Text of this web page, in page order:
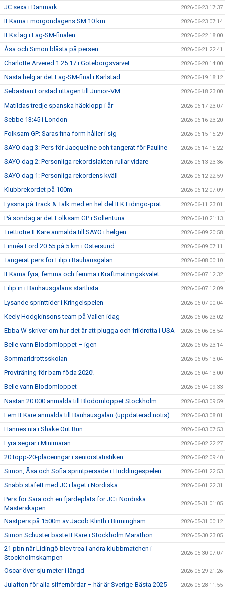
JC sexa i Danmark 2026-06-23 17:37
IFKarna i morgondagens SM 10 km 2026-06-23 07:14
IFKs lag i Lag-SM-finalen 2026-06-22 18:00
Åsa och Simon blåsta på persen 2026-06-21 22:41
Charlotte Arvered 1:25:17 i Göteborgsvarvet 2026-06-20 14:00
Nästa helg är det Lag-SM-final i Karlstad 2026-06-19 18:12
Sebastian Lörstad uttagen till Junior-VM 2026-06-18 23:00
Matildas tredje spanska häcklopp i år 2026-06-17 23:07
Sebbe 13:45 i London 2026-06-16 23:20
Folksam GP: Saras fina form håller i sig 2026-06-15 15:29
SAYO dag 3: Pers för Jacqueline och tangerat för Pauline 2026-06-14 15:22
SAYO dag 2: Personliga rekordslakten rullar vidare 2026-06-13 23:36
SAYO dag 1: Personliga rekordens kväll 2026-06-12 22:59
Klubbrekordet på 100m 2026-06-12 07:09
Lyssna på Track & Talk med en hel del IFK Lidingö-prat 2026-06-11 23:01
På söndag är det Folksam GP i Sollentuna 2026-06-10 21:13
Trettiotre IFKare anmälda till SAYO i helgen 2026-06-09 20:58
Linnéa Lord 20:55 på 5 km i Östersund 2026-06-09 07:11
Tangerat pers för Filip i Bauhausgalan 2026-06-08 00:10
IFKarna fyra, femma och femma i Kraftmätningskvalet 2026-06-07 12:32
Filip in i Bauhausgalans startlista 2026-06-07 12:09
Lysande sprinttider i Kringelspelen 2026-06-07 00:04
Keely Hodgkinsons team på Vallen idag 2026-06-06 23:02
Ebba W skriver om hur det är att plugga och friidrotta i USA 2026-06-06 08:54
Belle vann Blodomloppet – igen 2026-06-05 23:14
Sommaridrottsskolan 2026-06-05 13:04
Provträning för barn föda 2020! 2026-06-04 13:00
Belle vann Blodomloppet 2026-06-04 09:33
Nästan 20 000 anmälda till Blodomloppet Stockholm 2026-06-03 09:59
Fem IFKare anmälda till Bauhausgalan (uppdaterad notis) 2026-06-03 08:01
Hannes nia i Shake Out Run 2026-06-03 07:53
Fyra segrar i Minimaran 2026-06-02 22:27
20 topp-20-placeringar i seniorstatistiken 2026-06-02 09:40
Simon, Åsa och Sofia sprintpersade i Huddingespelen 2026-06-01 22:53
Snabb stafett med JC i laget i Nordiska 2026-06-01 22:31
Pers för Sara och en fjärdeplats för JC i Nordiska
Mästerskapen
2026-05-31 01:05
Nästpers på 1500m av Jacob Klinth i Birmingham 2026-05-31 00:12
Simon Schuster bäste IFKare i Stockholm Marathon 2026-05-30 23:05
21 pbn när Lidingö blev trea i andra klubbmatchen i
Stockholmskampen
2026-05-30 07:07
Oscar över sju meter i längd 2026-05-29 21:26
Julafton för alla siffernördar – här är Sverige-Bästa 2025 2026-05-28 11:55